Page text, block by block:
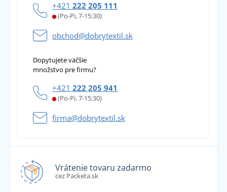
+421 222 205 111
(Po-Pi, 7-15:30)
obchod@dobrytextil.sk
Dopytujete väčšie
množstvo pre firmu?
+421 222 205 941
(Po-Pi, 7-15:30)
firma@dobrytextil.sk
Vrátenie tovaru zadarmo
cez Packeta.sk